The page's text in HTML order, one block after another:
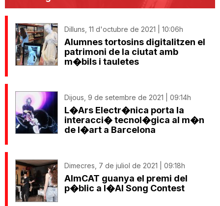
Dilluns, 11 d'octubre de 2021 | 10:06h
Alumnes tortosins digitalitzen el
patrimoni de la ciutat amb
m�bils i tauletes
Dijous, 9 de setembre de 2021 | 09:14h
L�Ars Electr�nica porta la
interacci� tecnol�gica al m�n
de l�art a Barcelona
Dimecres, 7 de juliol de 2021 | 09:18h
AImCAT guanya el premi del
p�blic a l�AI Song Contest